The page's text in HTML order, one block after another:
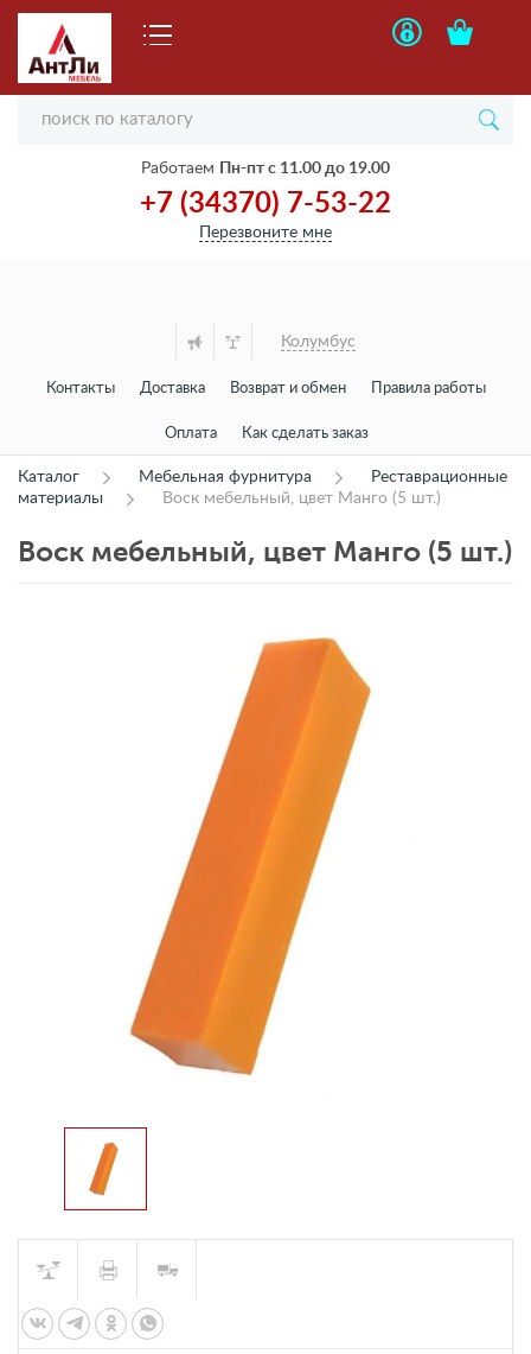
Работаем Пн-пт с 11.00 до 19.00
+7 (34370) 7-53-22
Перезвоните мне
Колумбус
Контакты Доставка Возврат и обмен Правила работы
Оплата Как сделать заказ
Каталог Мебельная фурнитура
Реставрационные
материалы
Воск мебельный, цвет Манго (5 шт.)
Воск мебельный, цвет Манго (5 шт.)